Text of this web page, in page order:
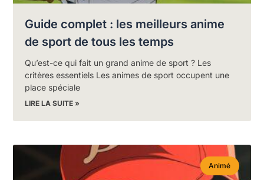
Guide complet : les meilleurs anime
de sport de tous les temps
Qu’est-ce qui fait un grand anime de sport ? Les
critères essentiels Les animes de sport occupent une
place spéciale
LIRE LA SUITE »
Animé